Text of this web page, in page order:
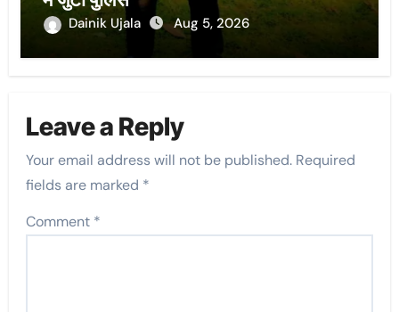
Dainik Ujala Aug 5, 2026
Leave a Reply
Your email address will not be published. Required
fields are marked *
Comment *